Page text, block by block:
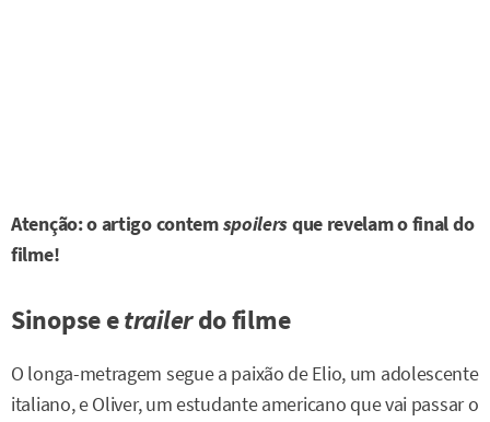
Atenção: o artigo contemspoilersque revelam o final do
filme!
Sinopse etrailerdo filme
O longa-metragem segue a paixão de Elio, um adolescente
italiano, e Oliver, um estudante americano que vai passar o